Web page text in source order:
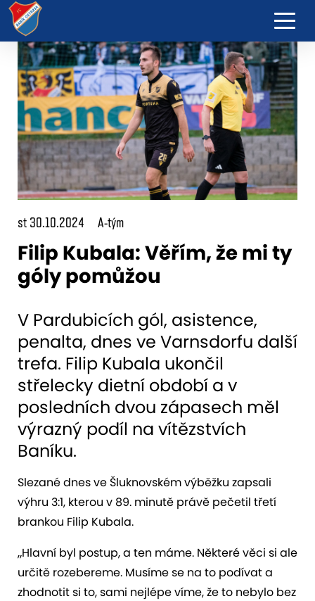
st 30.10.2024 A-tým
Filip Kubala: Věřím, že mi ty
góly pomůžou
V Pardubicích gól, asistence,
penalta, dnes ve Varnsdorfu další
trefa. Filip Kubala ukončil
střelecky dietní období a v
posledních dvou zápasech měl
výrazný podíl na vítězstvích
Baníku.
Slezané dnes ve Šluknovském výběžku zapsali
výhru 3:1, kterou v 89. minutě právě pečetil třetí
brankou Filip Kubala.
„Hlavní byl postup, a ten máme. Některé věci si ale
určitě rozebereme. Musíme se na to podívat a
zhodnotit si to, sami nejlépe víme, že to nebylo bez